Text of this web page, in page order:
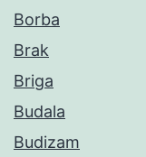
Borba
Brak
Briga
Budala
Budizam